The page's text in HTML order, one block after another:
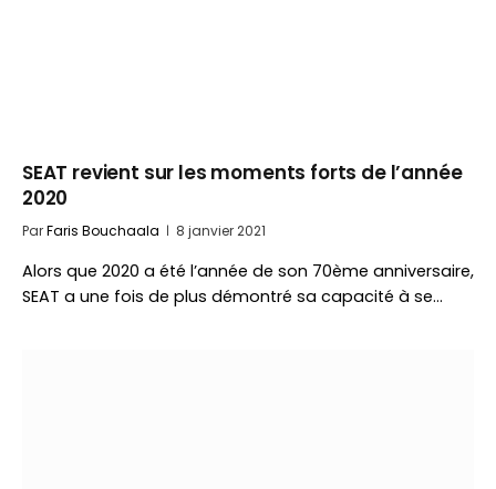
SEAT revient sur les moments forts de l’année
2020
ParFaris Bouchaala 8 janvier 2021
Alors que 2020 a été l’année de son 70ème anniversaire,
SEAT a une fois de plus démontré sa capacité à se…